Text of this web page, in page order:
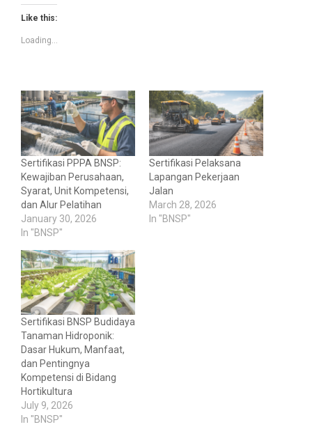
Like this:
Loading...
Sertifikasi PPPA BNSP:
Kewajiban Perusahaan,
Syarat, Unit Kompetensi,
dan Alur Pelatihan
January 30, 2026
In "BNSP"
Sertifikasi Pelaksana
Lapangan Pekerjaan
Jalan
March 28, 2026
In "BNSP"
Sertifikasi BNSP Budidaya
Tanaman Hidroponik:
Dasar Hukum, Manfaat,
dan Pentingnya
Kompetensi di Bidang
Hortikultura
July 9, 2026
In "BNSP"